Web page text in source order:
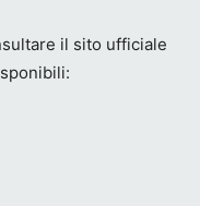
il sito ufficiale